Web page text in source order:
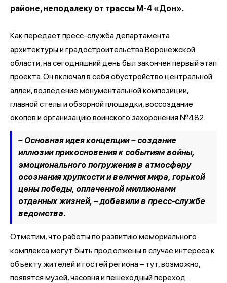
районе, неподалеку от трассы М-4 «Дон».
Как передает пресс-служба департамента
архитектуры и градостроительства Воронежской
области, на сегодняшний день был закончен первый этап
проекта. Он включал в себя обустройство центральной
аллеи, возведение монументальной композиции,
главной стелы и обзорной площадки, воссоздание
окопов и организацию воинского захоронения №482.
– Основная идея концепции – создание
иллюзии прикосновения к событиям войны,
эмоционального погружения в атмосферу
осознания хрупкости и величия мира, горькой
цены победы, оплаченной миллионами
отданных жизней, –добавили в пресс-службе
ведомства.
Отметим, что работы по развитию мемориального
комплекса могут быть продолжены в случае интереса к
объекту жителей и гостей региона – тут, возможно,
появятся музей, часовня и пешеходный переход.